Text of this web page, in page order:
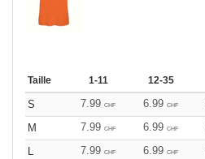
Taille 1-11 12-35
S 7.99 CHF 6.99 CHF
M
7.99 CHF 6.99 CHF
L
7.99 CHF 6.99 CHF